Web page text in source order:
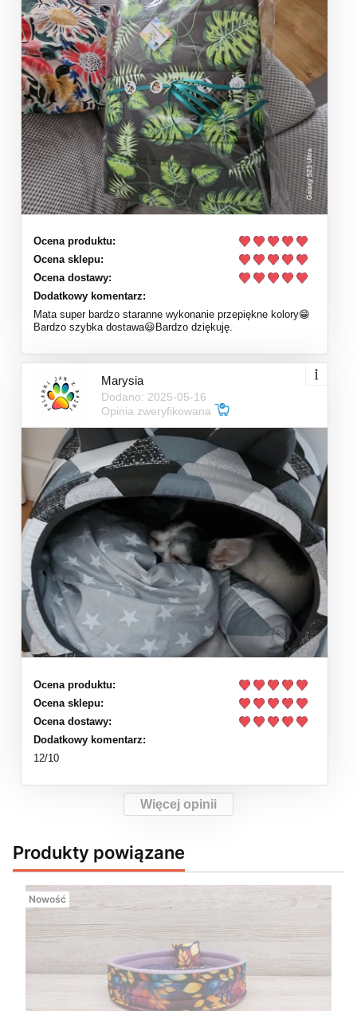
Ocena produktu:
Ocena sklepu:
Ocena dostawy:
Dodatkowy komentarz:
Mata super bardzo staranne wykonanie przepiękne kolory😁
Bardzo szybka dostawa😃Bardzo dziękuję.
Marysia
Dodano: 2025-05-16
Opinia zweryfikowana
Ocena produktu:
Ocena sklepu:
Ocena dostawy:
Dodatkowy komentarz:
12/10
Więcej opinii
Produkty powiązane
Nowość